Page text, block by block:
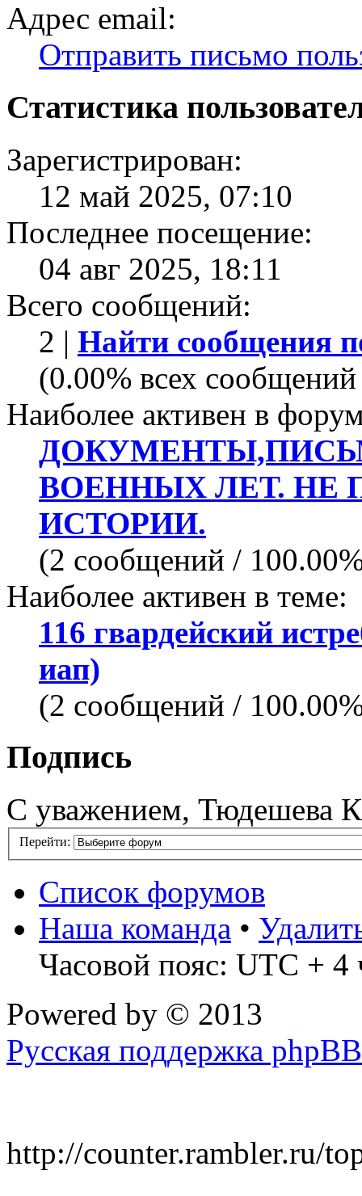
Адрес email:
Отправить письмо
Статистика
Зарегистрирован:
12 май 2025, 07:10
Последнее посещение:
04 авг 2025, 18:11
Всего сообщений:
2 | Найти сообщения
(0.00% всех
Наиболее активен в
ВОЕННЫХ ЛЕТ. НЕ
ИСТОРИИ.
(2 сообщений /
Наиболее активен в теме:
116 гвардейский
иап)
(2 сообщений /
Подпись
С уважением, Тюдешева
Перейти:
Список форумов
Наша команда •
Часовой пояс: UTC + 4
Powered by © 2013
Русская поддержка phpBB
http://counter.rambler.ru/